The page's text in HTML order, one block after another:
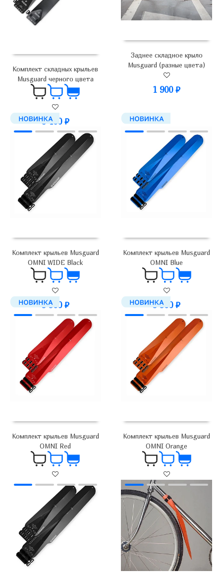
Комплект складных крыльев
Musguard черного цвета
3 400 ₽
Заднее складное крыло
Musguard (разные цвета)
1 900₽
Комплект крыльев Musguard
OMNI WIDE Black
5 900 ₽
Комплект крыльев Musguard
OMNI Blue
5 900₽
Комплект крыльев Musguard
OMNI Red
5 900₽
Комплект крыльев Musguard
OMNI Orange
5 900₽